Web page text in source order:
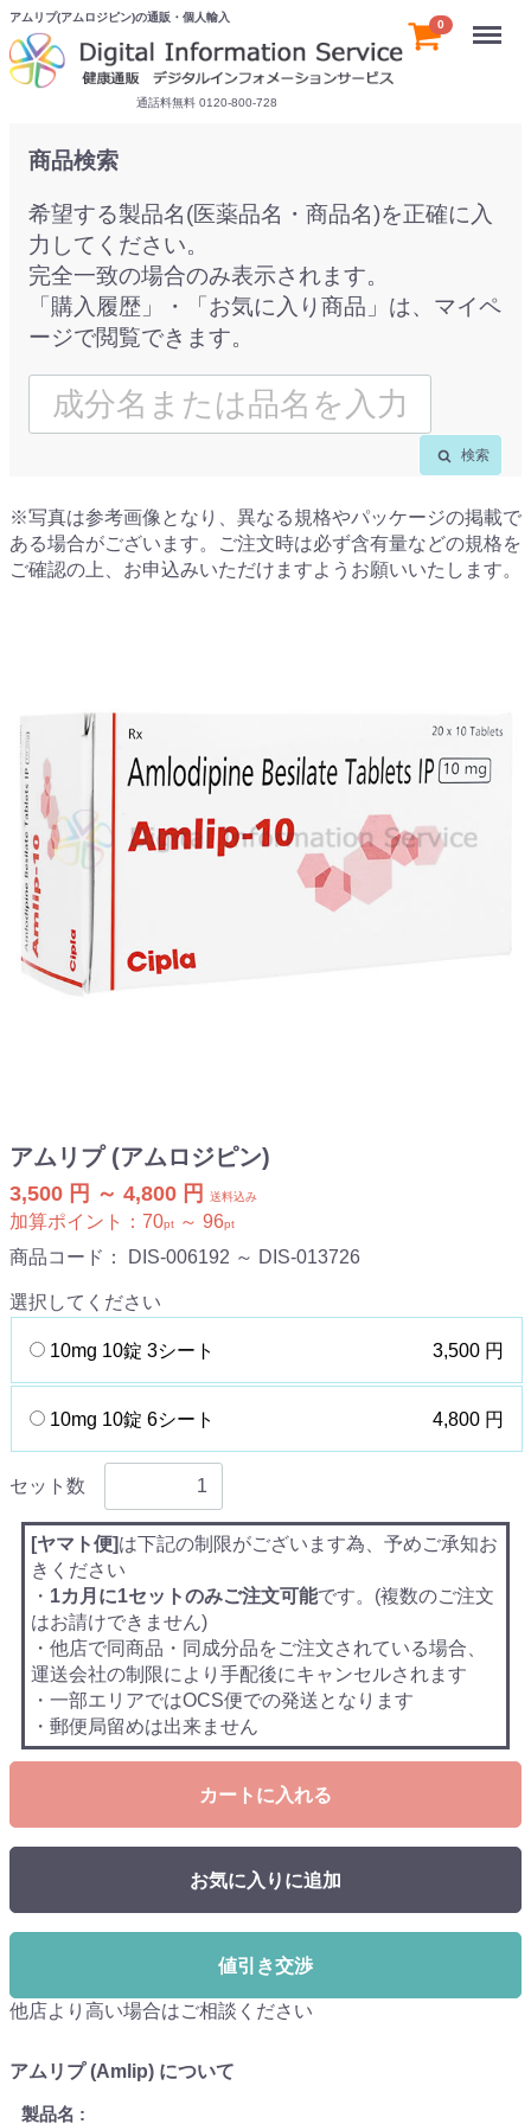
アムリプ(アムロジピン)の通販・個人輸入
通話料無料 0120-800-728
0 Menu
商品検索
希望する製品名(医薬品名・商品名)を正確に入
力してください。
完全一致の場合のみ表示されます。
「購入履歴」・「お気に入り商品」は、マイペ
ージで閲覧できます。
検索
※写真は参考画像となり、異なる規格やパッケージの掲載で
ある場合がございます。ご注文時は必ず含有量などの規格を
ご確認の上、お申込みいただけますようお願いいたします。
アムリプ (アムロジピン)
3,500 円 ～ 4,800 円 送料込み
加算ポイント： 70pt ～ 96pt
商品コード： DIS-006192 ～ DIS-013726
選択してください
10mg 10錠 3シート 3,500 円
10mg 10錠 6シート 4,800 円
セット数
[ヤマト便]は下記の制限がございます為、予めご承知お
きください
・ 1カ月に1セットのみご注文可能です。(複数のご注文
はお請けできません)
・他店で同商品・同成分品をご注文されている場合、
運送会社の制限により手配後にキャンセルされます
・一部エリアではOCS便での発送となります
・郵便局留めは出来ません
カートに入れる
お気に入りに追加
値引き交渉
他店より高い場合はご相談ください
アムリプ (Amlip) について
製品名